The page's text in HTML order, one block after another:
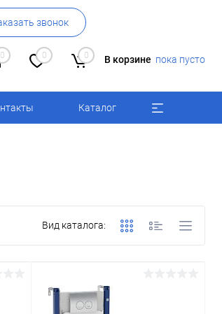
звонок
0 0 0 В корзине пока пусто
Каталог
Вид каталога: